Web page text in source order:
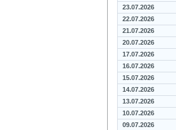
23.07.2026
22.07.2026
21.07.2026
20.07.2026
17.07.2026
16.07.2026
15.07.2026
14.07.2026
13.07.2026
10.07.2026
09.07.2026